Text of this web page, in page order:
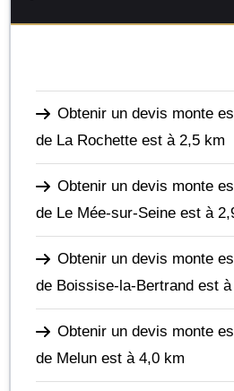
Obtenir un devis monte
de La Rochette est à 2,5 km
Obtenir un devis monte
de Le Mée-sur-Seine est à
Obtenir un devis monte
de Boissise-la-Bertrand est
Obtenir un devis monte
de Melun est à 4,0 km